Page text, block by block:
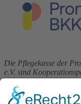
Die Pflegekasse der
e.V. sind
Förderung